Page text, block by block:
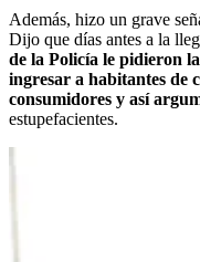
Además, hizo un grave
Dijo que días antes a la
de la Policía le pidieron
ingresar a habitantes de
consumidores y así
estupefacientes.